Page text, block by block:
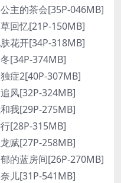
主的茶会[35P-046MB]
回忆[21P-150MB]
花开[34P-318MB]
[34P-374MB]
症2[40P-307MB]
风[32P-324MB]
我[29P-275MB]
[28P-315MB]
赋[27P-258MB]
的蓝房间[26P-270MB]
儿[31P-541MB]